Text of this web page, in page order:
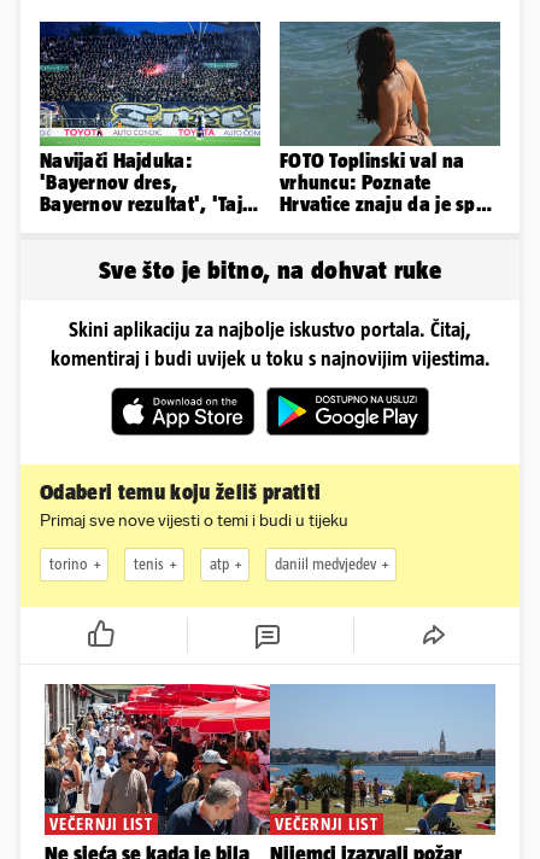
poginuo
ovako sad izgleda
Navijači Hajduka:
'Bayernov dres,
Bayernov rezultat', 'Taj
FOTO Toplinski val na
vrhuncu: Poznate
Hrvatice znaju da je spas
Sve što je bitno, na dohvat ruke
Skini aplikaciju za najbolje iskustvo portala. Čitaj,
komentiraj i budi uvijek u toku s najnovijim vijestima.
Odaberi temu koju želiš pratiti
Primaj sve nove vijesti o temi i budi u tijeku
torino tenis atp daniil medvjedev